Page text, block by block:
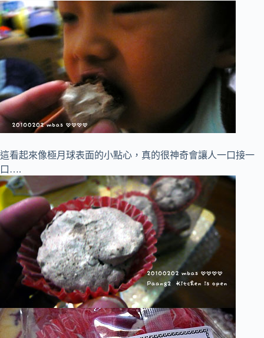
這看起來像極月球表面的小點心，真的很神奇會讓人一口接一
口….